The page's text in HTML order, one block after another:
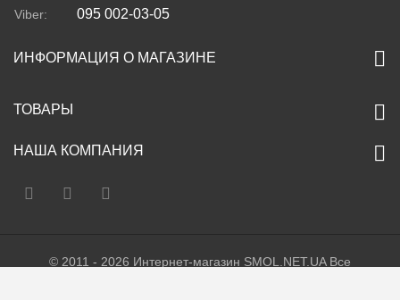
Viber: 095 002-03-05
ИНФОРМАЦИЯ О МАГАЗИНЕ
ТОВАРЫ
НАША КОМПАНИЯ
© 2011 - 2026 Интернет-магазин SMOL.NET.UA Все